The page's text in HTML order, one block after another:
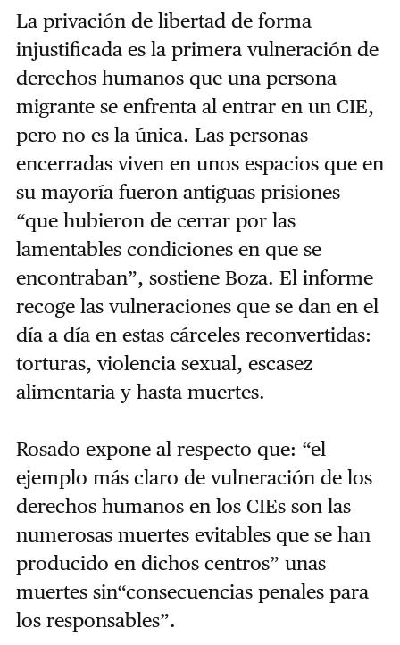
La privación de libertad de forma
injustificada es la primera vulneración de
derechos humanos que una persona
migrante se enfrenta al entrar en un CIE,
pero no es la única. Las personas
encerradas viven en unos espacios que en
su mayoría fueron antiguas prisiones
“que hubieron de cerrar por las
lamentables condiciones en que se
encontraban”, sostiene Boza. El informe
recoge las vulneraciones que se dan en el
día a día en estas cárceles reconvertidas:
torturas, violencia sexual, escasez
alimentaria y hasta muertes.
Rosado expone al respecto que: “el
ejemplo más claro de vulneración de los
derechos humanos en los CIEs son las
numerosas muertes evitables que se han
producido en dichos centros” unas
muertes sin“consecuencias penales para
los responsables”.